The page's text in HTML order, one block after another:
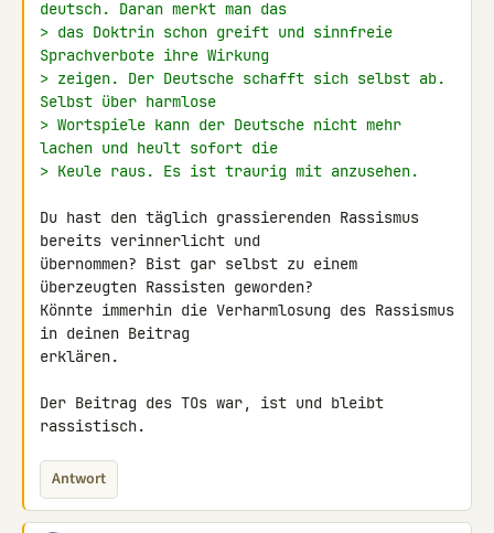
deutsch. Daran merkt man das
> das Doktrin schon greift und sinnfreie
Sprachverbote ihre Wirkung
> zeigen. Der Deutsche schafft sich selbst ab.
Selbst über harmlose
> Wortspiele kann der Deutsche nicht mehr
lachen und heult sofort die
> Keule raus. Es ist traurig mit anzusehen.
Du hast den täglich grassierenden Rassismus
bereits verinnerlicht und
übernommen? Bist gar selbst zu einem
überzeugten Rassisten geworden?
Könnte immerhin die Verharmlosung des Rassismus
in deinen Beitrag
erklären.
Der Beitrag des TOs war, ist und bleibt
rassistisch.
Antwort